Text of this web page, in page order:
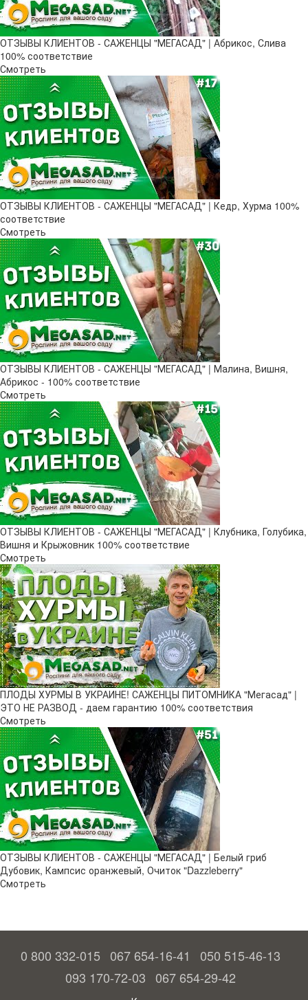
ОТЗЫВЫ КЛИЕНТОВ - САЖЕНЦЫ "МЕГАСАД" | Абрикос, Слива
100% соответствие
Смотреть
ОТЗЫВЫ КЛИЕНТОВ - САЖЕНЦЫ "МЕГАСАД" | Кедр, Хурма 100%
соответствие
Смотреть
ОТЗЫВЫ КЛИЕНТОВ - САЖЕНЦЫ "МЕГАСАД" | Малина, Вишня,
Абрикос - 100% соответствие
Смотреть
ОТЗЫВЫ КЛИЕНТОВ - САЖЕНЦЫ "МЕГАСАД" | Клубника, Голубика,
Вишня и Крыжовник 100% соответствие
Смотреть
ПЛОДЫ ХУРМЫ В УКРАИНЕ! САЖЕНЦЫ ПИТОМНИКА "Мегасад" |
ЭТО НЕ РАЗВОД - даем гарантию 100% соответствия
Смотреть
ОТЗЫВЫ КЛИЕНТОВ - САЖЕНЦЫ "МЕГАСАД" | Белый гриб
Дубовик, Кампсис оранжевый, Очиток "Dazzleberry"
Смотреть
0 800 332-015 067 654-16-41
050 515-46-13
093 170-72-03 067 654-29-42